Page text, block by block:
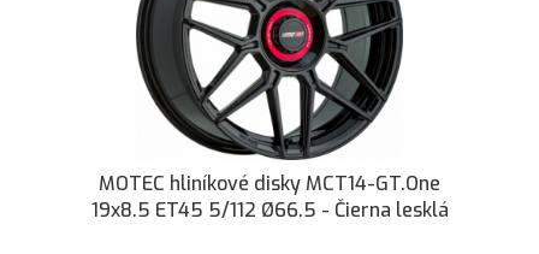
MOTEC hliníkové disky MCT14-GT.One
19x8.5 ET45 5/112 Ø66.5 - Čierna lesklá